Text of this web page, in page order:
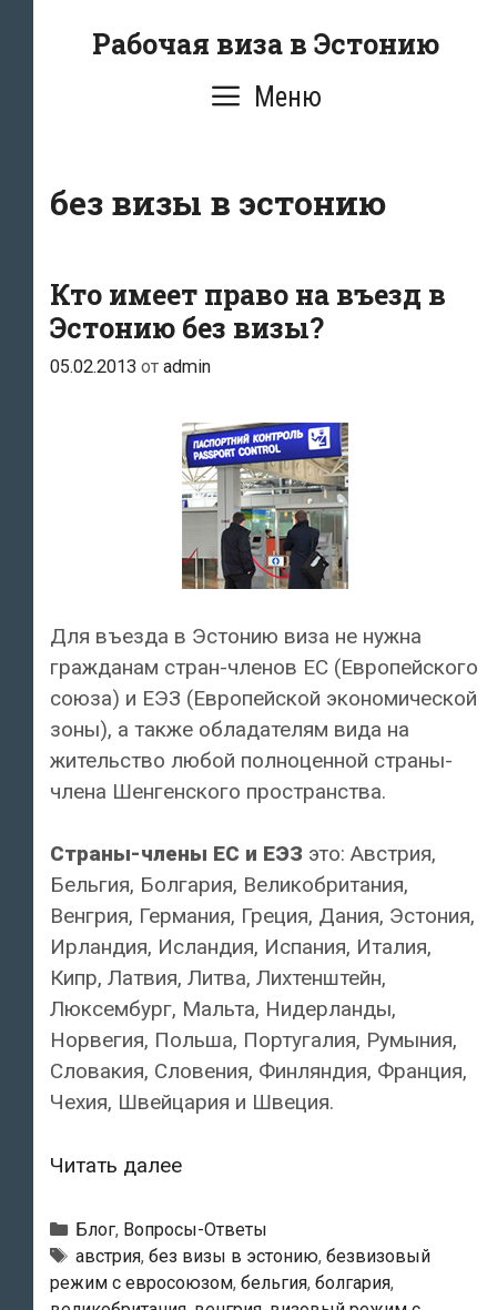
Рабочая виза в Эстонию
Меню
без визы в эстонию
Кто имеет право на въезд в
Эстонию без визы?
05.02.2013 от admin
Для въезда в Эстонию виза не нужна
гражданам стран-членов ЕС (Европейского
союза) и ЕЭЗ (Европейской экономической
зоны), а также обладателям вида на
жительство любой полноценной страны-
члена Шенгенского пространства.
Страны-члены ЕС и ЕЭЗ это: Австрия,
Бельгия, Болгария, Великобритания,
Венгрия, Германия, Греция, Дания, Эстония,
Ирландия, Исландия, Испания, Италия,
Кипр, Латвия, Литва, Лихтенштейн,
Люксембург, Мальта, Нидерланды,
Норвегия, Польша, Португалия, Румыния,
Словакия, Словения, Финляндия, Франция,
Чехия, Швейцария и Швеция.
Читать далееКто
право
на
въезд
Рубрики
Блог, Вопросы-Ответы
Метки
австрия, без визы в эстонию, безвизовый
режим с евросоюзом, бельгия, болгария,